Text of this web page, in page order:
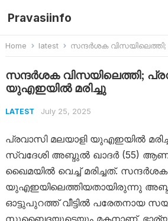
Pravasiinfo
Home latest സന്ദര്‍ശക വിസയിലെത്തി;
സന്ദര്‍ശക വിസയിലെത്തി;
യുഎഇയില്‍ മരിച്ചു
LATEST July 25, 2025
പ്രവാസി മലയാളി യുഎഇയില്‍
സ്വദേശി അബ്ദുൽ ഖാദർ (55)
ഖൈമയിൽ വെച്ച് മരിച്ചത്.
യുഎഇയിലെത്തിയതായിരുന്നു
ഓട്ടുപുറത്ത് വീട്ടിൽ പരേതനായ
സുബൈദയുടെയും മകനാണ്. ഭാര്യ: